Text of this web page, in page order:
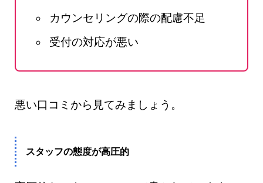
カウンセリングの際の配慮不足
受付の対応が悪い
悪い口コミから見てみましょう。
スタッフの態度が高圧的